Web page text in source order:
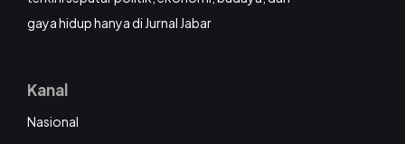
gaya hidup hanya di Jurnal Jabar
Kanal
Nasional